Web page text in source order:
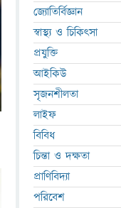
জ্যোতির্বিজ্ঞান
স্বাস্থ্য ও চিকিৎসা
প্রযুক্তি
আইকিউ
সৃজনশীলতা
লাইফ
বিবিধ
চিন্তা ও দক্ষতা
প্রাণিবিদ্যা
পরিবেশ